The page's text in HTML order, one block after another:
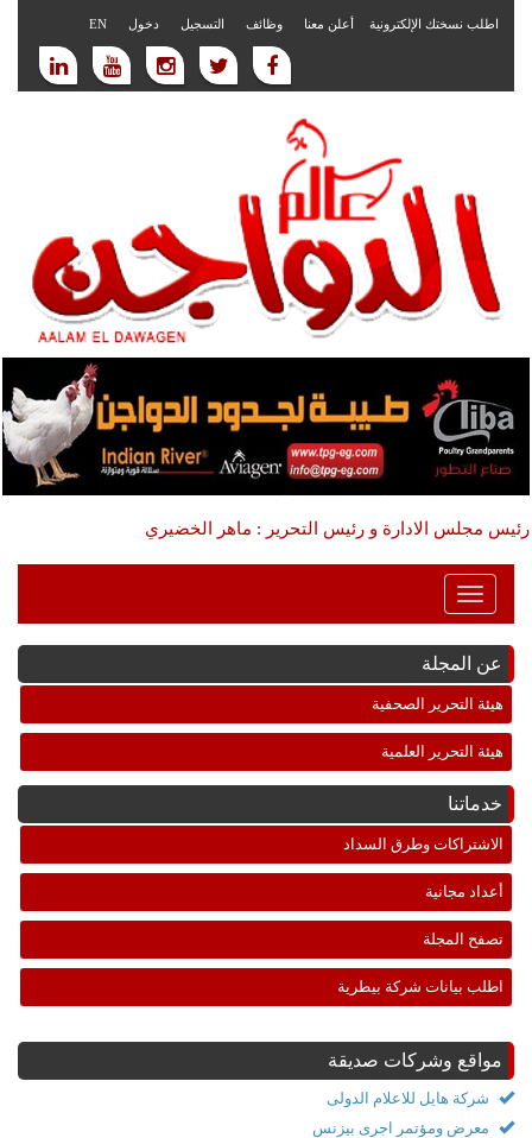
اطلب نسختك الإلكترونية أعلن معنا وظائف التسجيل دخول EN
رئيس مجلس الادارة و رئيس التحرير : ماهر الخضيري
Toggle
Navigation
عن المجلة
هيئة التحرير الصحفية
هيئة التحرير العلمية
خدماتنا
الاشتراكات وطرق السداد
أعداد مجانية
تصفح المجلة
اطلب بيانات شركة بيطرية
مواقع وشركات صديقة
شركة هايل للاعلام الدولى
معرض ومؤتمر اجرى بيزنس